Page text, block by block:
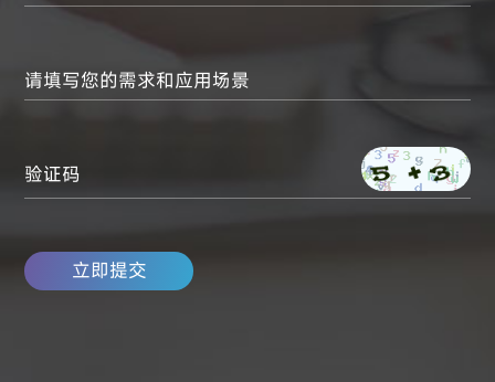
请填写您的需求和应用场景
验证码
立即提交